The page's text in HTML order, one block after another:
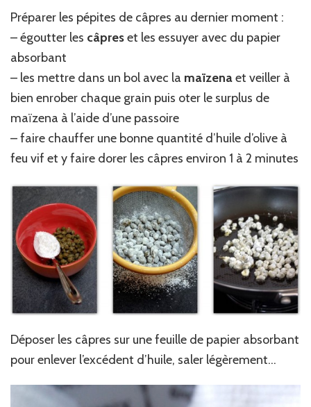
Préparer les pépites de câpres au dernier moment :
– égoutter les câpreset les essuyer avec du papier
absorbant
– les mettre dans un bol avec la maïzenaet veiller à
bien enrober chaque grain puis oter le surplus de
maïzena à l’aide d’une passoire
– faire chauffer une bonne quantité d’huile d’olive à
feu vif et y faire dorer les câpres environ 1 à 2 minutes
Déposer les câpres sur une feuille de papier absorbant
pour enlever l’excédent d’huile, saler légèrement…